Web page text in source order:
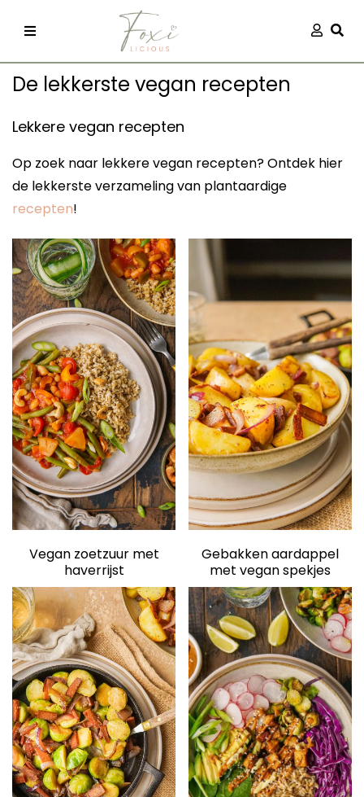
kleding
De lekkerste vegan recepten
Lekkere vegan recepten
Op zoek naar lekkere vegan recepten? Ontdek hier
de lekkerste verzameling van plantaardige
recepten!
Vegan zoetzuur met
haverrijst
Gebakken aardappel
met vegan spekjes